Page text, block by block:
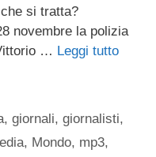
che si tratta?
novembre la polizia
… Leggi tutto
,giornali,giornalisti,
, Mondo, mp3,